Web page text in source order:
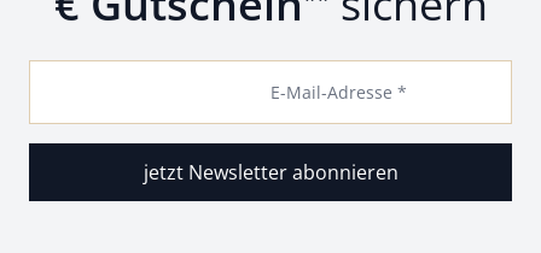
E-Mail-Adresse *
jetzt Newsletter abonnieren